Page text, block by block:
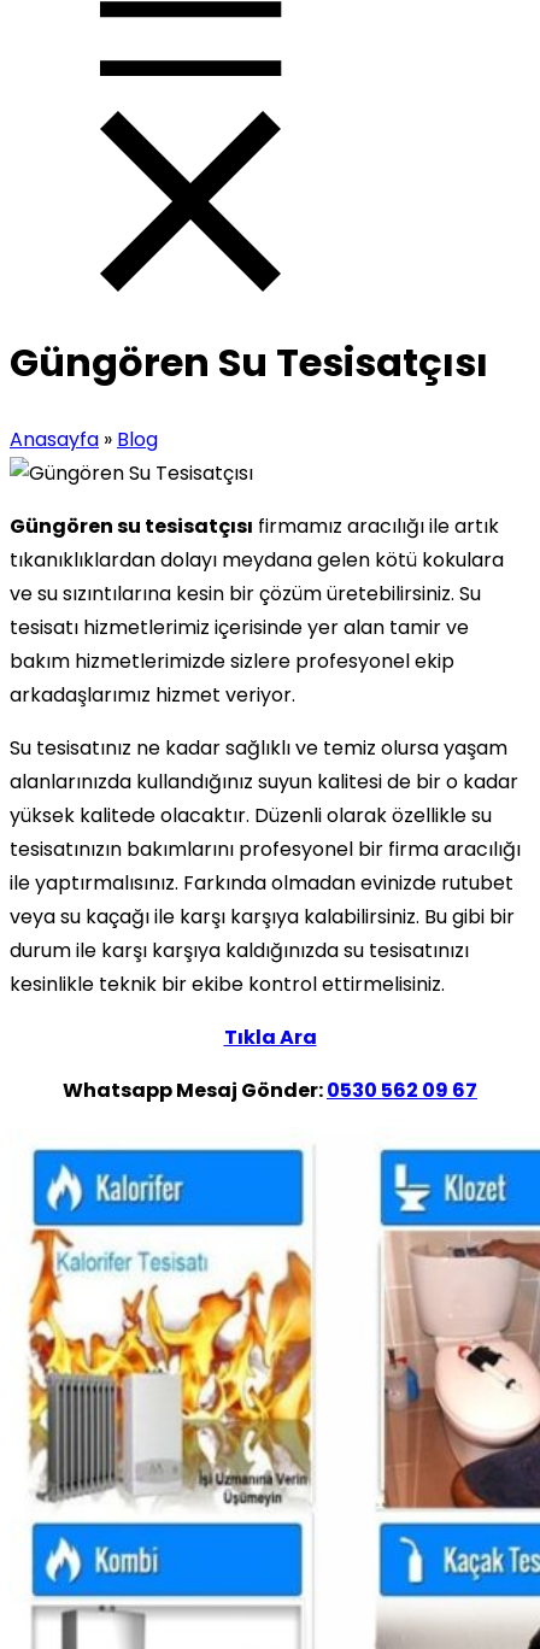
Güngören Su Tesisatçısı
Anasayfa » Blog
Güngören su tesisatçısı firmamız aracılığı ile artık
tıkanıklıklardan dolayı meydana gelen kötü kokulara
ve su sızıntılarına kesin bir çözüm üretebilirsiniz. Su
tesisatı hizmetlerimiz içerisinde yer alan tamir ve
bakım hizmetlerimizde sizlere profesyonel ekip
arkadaşlarımız hizmet veriyor.
Su tesisatınız ne kadar sağlıklı ve temiz olursa yaşam
alanlarınızda kullandığınız suyun kalitesi de bir o kadar
yüksek kalitede olacaktır. Düzenli olarak özellikle su
tesisatınızın bakımlarını profesyonel bir firma aracılığı
ile yaptırmalısınız. Farkında olmadan evinizde rutubet
veya su kaçağı ile karşı karşıya kalabilirsiniz. Bu gibi bir
durum ile karşı karşıya kaldığınızda su tesisatınızı
kesinlikle teknik bir ekibe kontrol ettirmelisiniz.
Tıkla Ara
Whatsapp Mesaj Gönder:0530 562 09 67